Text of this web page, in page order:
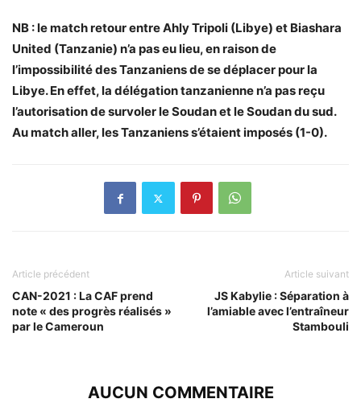
NB : le match retour entre Ahly Tripoli (Libye) et Biashara
United (Tanzanie) n’a pas eu lieu, en raison de
l’impossibilité des Tanzaniens de se déplacer pour la
Libye. En effet, la délégation tanzanienne n’a pas reçu
l’autorisation de survoler le Soudan et le Soudan du sud.
Au match aller, les Tanzaniens s’étaient imposés (1-0).
Article précédent
CAN-2021 : La CAF prend
note « des progrès réalisés »
par le Cameroun
Article suivant
JS Kabylie : Séparation à
l’amiable avec l’entraîneur
Stambouli
AUCUN COMMENTAIRE